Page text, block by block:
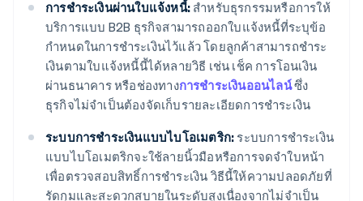
การชำระเงินผ่านใบแจ้งหนี้: สำหรับธุรกรรมหรือการให้
บริการแบบ B2B ธุรกิจสามารถออกใบแจ้งหนี้ที่ระบุข้อ
กำหนดในการชำระเงินไว้แล้ว โดยลูกค้าสามารถชำระ
เงินตามใบแจ้งหนี้นี้ได้หลายวิธี เช่น เช็ค การโอนเงิน
ผ่านธนาคาร หรือช่องทางการชำระเงินออนไลน์ซึ่ง
ธุรกิจไม่จำเป็นต้องจัดเก็บรายละเอียดการชำระเงิน
ระบบการชำระเงินแบบไบโอเมตริก: ระบบการชำระเงิน
แบบไบโอเมตริกจะใช้ลายนิ้วมือหรือการจดจำใบหน้า
เพื่อตรวจสอบสิทธิ์การชำระเงิน วิธีนี้ให้ความปลอดภัยที่
รัดกุมและสะดวกสบายในระดับสูงเนื่องจากไม่จำเป็น